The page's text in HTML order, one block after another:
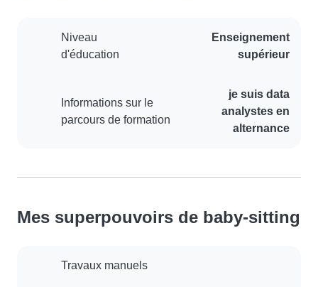
Niveau
d'éducation
Enseignement
supérieur
Informations sur le
parcours de formation
je suis data
analystes en
alternance
Mes superpouvoirs de baby-sitting
Travaux manuels